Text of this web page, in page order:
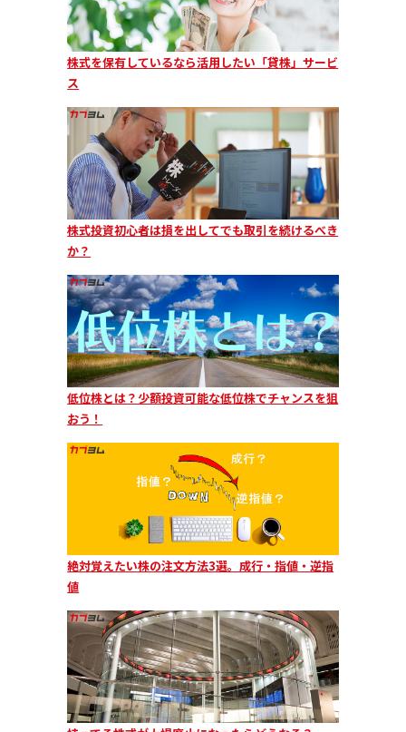
株式を保有しているなら活用したい「貸株」サービ
ス
株式投資初心者は損を出してでも取引を続けるべき
か？
低位株とは？少額投資可能な低位株でチャンスを狙
おう！
絶対覚えたい株の注文方法3選。成行・指値・逆指
値